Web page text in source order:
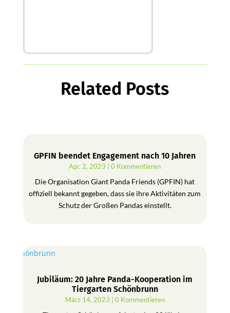
Related Posts
GPFIN beendet Engagement nach 10 Jahren
Apr. 2, 2023 | 0 Kommentieren
Die Organisation Giant Panda Friends (GPFIN) hat
offiziell bekannt gegeben, dass sie ihre Aktivitäten zum
Schutz der Großen Pandas einstellt.
Jubiläum: 20 Jahre Panda-Kooperation im
Tiergarten Schönbrunn
März 14, 2023 | 0 Kommentieren